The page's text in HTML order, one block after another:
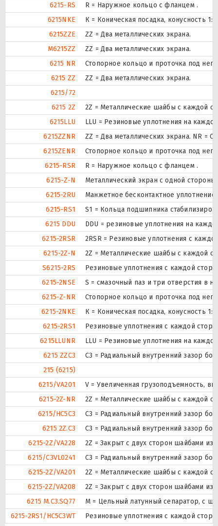
6215-RS
R = Наружное кольцо с фланцем .
6215NKE
К = Коническая посадка, конусность
6215ZZE
ZZ = Два металлических экрана.
M6215ZZ
ZZ = Два металлических экрана.
6215 NR
Стопорное кольцо и проточка под
6215 ZZ
ZZ = Два металлических экрана.
6215/72
6215 2Z
2Z = Металлические шайбы с каждой
6215LLU
LLU = Резиновые уплотнения на
6215ZZNR
ZZ = Два металлических экрана. NR =
6215ZENR
Стопорное кольцо и проточка под
6215-RSR
R = Наружное кольцо с фланцем .
6215-Z-N
Металлический экран с одной стороны.
6215-2RU
Манжетное бесконтактное уплотнение
6215-RS1
S1 = Кольца подшипника
6215 DDU
DDU = резиновые уплотнения на
6215-2RSR
2RSR = Резиновые уплотнения с
6215-2Z-N
2Z = Металлические шайбы с каждой
S6215-2RS
Резиновые уплотнения с каждой
6215-2NSE
S = смазочный паз и три отверстия в
6215-Z-NR
Стопорное кольцо и проточка под
6215-2NKE
К = Коническая посадка, конусность
6215-2RS1
Резиновые уплотнения с каждой
6215LLUNR
LLU = Резиновые уплотнения на
6215 ZZC3
C3 = Радиальный внутренний зазор
215 (6215)
6215/VA201
V = Увеличенная грузоподъемность,
6215-2Z-NR
2Z = Металлические шайбы с каждой
6215/HC5C3
C3 = Радиальный внутренний зазор
6215 2Z.C3
C3 = Радиальный внутренний зазор
6215-2Z/VA228
2Z = Закрыт с двух сторон шайбами
6215/C3VL0241
C3 = Радиальный внутренний зазор
6215-2Z/VA201
2Z = Металлические шайбы с каждой
6215-2Z/VA208
2Z = Закрыт с двух сторон шайбами
6215 M.C3.SQ77
M = Цельный латунный сепаратор, с
6215-2RS1/HC5C3WT
Резиновые уплотнения с каждой